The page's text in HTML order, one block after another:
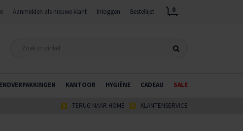
Aanmelden als nieuwe klant Inloggen Bestellijst 0
KANTOOR HYGIËNE CADEAU SALE
KLANTENSERVICE
TERUG NAAR HOME